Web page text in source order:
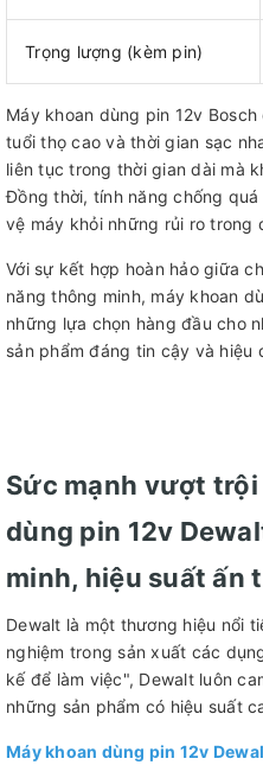
Trọng lượng (kèm pin)
Máy khoan dùng pin 12v
tuổi thọ cao và thời gian sạc
liên tục trong thời gian dài mà
Đồng thời, tính năng chống
vệ máy khỏi những rủi ro trong
Với sự kết hợp hoàn hảo giữa
năng thông minh, máy khoan
những lựa chọn hàng đầu cho
sản phẩm đáng tin cậy và hiệu
Sức mạnh vượt
dùng pin 12v
minh, hiệu suất ấn
Dewalt là một thương hiệu nổi
nghiệm trong sản xuất các
kế để làm việc", Dewalt luôn
những sản phẩm có hiệu suất
Máy khoan dùng pin 12v